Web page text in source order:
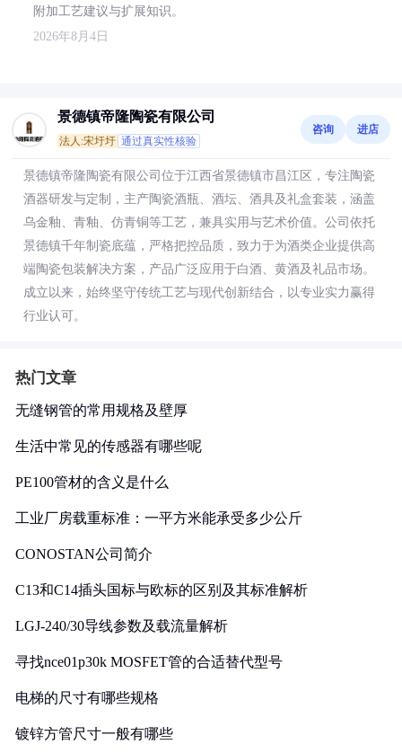
附加工艺建议与扩展知识。
2026年8月4日
景德镇帝隆陶瓷有限公司
法人:宋圩圩 通过真实性核验
咨询 进店
景德镇帝隆陶瓷有限公司位于江西省景德镇市昌江区，专注陶瓷
酒器研发与定制，主产陶瓷酒瓶、酒坛、酒具及礼盒套装，涵盖
乌金釉、青釉、仿青铜等工艺，兼具实用与艺术价值。公司依托
景德镇千年制瓷底蕴，严格把控品质，致力于为酒类企业提供高
端陶瓷包装解决方案，产品广泛应用于白酒、黄酒及礼品市场。
成立以来，始终坚守传统工艺与现代创新结合，以专业实力赢得
行业认可。
热门文章
无缝钢管的常用规格及壁厚
生活中常见的传感器有哪些呢
PE100管材的含义是什么
工业厂房载重标准：一平方米能承受多少公斤
CONOSTAN公司简介
C13和C14插头国标与欧标的区别及其标准解析
LGJ-240/30导线参数及载流量解析
寻找nce01p30k MOSFET管的合适替代型号
电梯的尺寸有哪些规格
镀锌方管尺寸一般有哪些